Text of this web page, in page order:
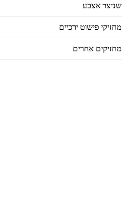
שניצר אצבע
מחזיקי פישוט ירכיים
מחזיקים אחרים